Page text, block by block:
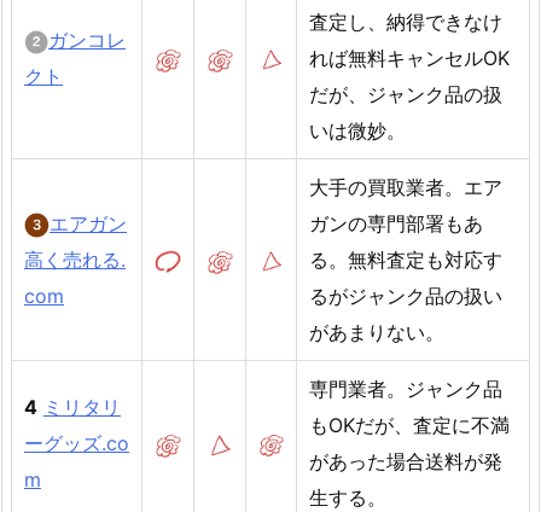
ガンコレ
クト
査定し、納得できなけ
れば無料キャンセルOK
だが、ジャンク品の扱
いは微妙。
エアガン
高く売れる.
com
大手の買取業者。エア
ガンの専門部署もあ
る。無料査定も対応す
るがジャンク品の扱い
があまりない。
4 ミリタリ
ーグッズ.co
m
専門業者。ジャンク品
もOKだが、査定に不満
があった場合送料が発
生する。